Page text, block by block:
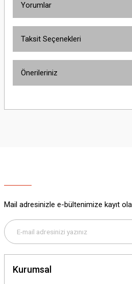
Yorumlar
Taksit Seçenekleri
Önerileriniz
yetersiz gördüğünüz noktaları öneri
Bu ürüne benzer farklı alternatifler
Mail adresinizle e-bültenimize kayıt
Kurumsal